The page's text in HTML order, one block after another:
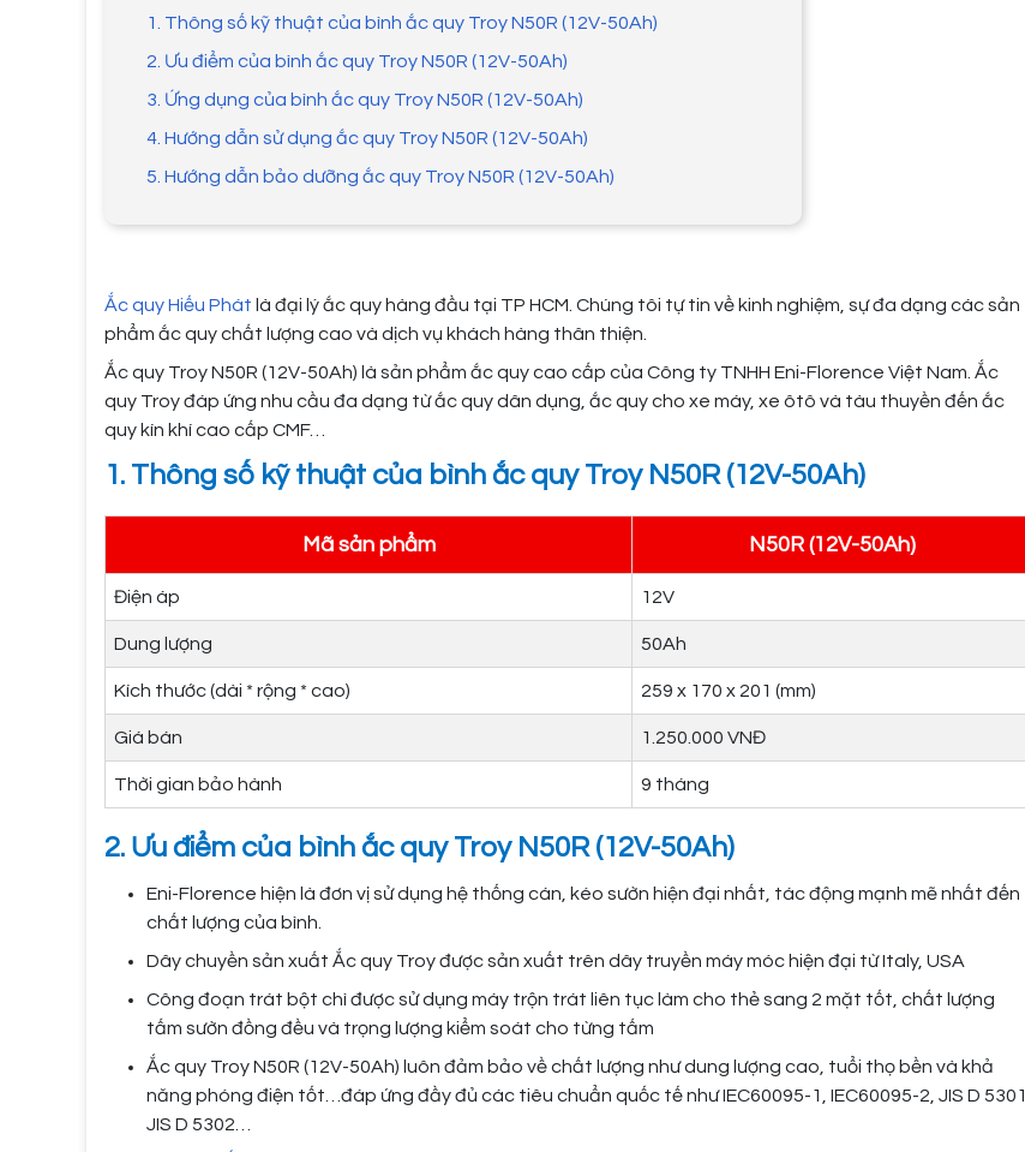
1. Thông số kỹ thuật của bình ắc quy Troy N50R (12V-50Ah)
2. Ưu điểm của bình ắc quy Troy N50R (12V-50Ah)
3. Ứng dụng của bình ắc quy Troy N50R (12V-50Ah)
4. Hướng dẫn sử dụng ắc quy Troy N50R (12V-50Ah)
5. Hướng dẫn bảo dưỡng ắc quy Troy N50R (12V-50Ah)
Ắc quy Hiếu Phát là đại lý ắc quy hàng đầu tại TP HCM. Chúng tôi tự tin về kinh nghiệm, sự đa dạng các sản
phẩm ắc quy chất lượng cao và dịch vụ khách hàng thân thiện.
Ắc quy Troy N50R (12V-50Ah) là sản phẩm ắc quy cao cấp của Công ty TNHH Eni-Florence Việt Nam. Ắc
quy Troy đáp ứng nhu cầu đa dạng từ ắc quy dân dụng, ắc quy cho xe máy, xe ôtô và tàu thuyền đến ắc
quy kín khí cao cấp CMF…
1. Thông số kỹ thuật của bình ắc quy Troy N50R (12V-50Ah)
Mã sản phẩm N50R (12V-50Ah)
Điện áp 12V
Dung lượng 50Ah
Kích thước (dài * rộng * cao) 259 x 170 x 201 (mm)
Giá bán 1.250.000 VNĐ
Thời gian bảo hành 9 tháng
2. Ưu điểm của bình ắc quy Troy N50R (12V-50Ah)
Eni-Florence hiện là đơn vị sử dụng hệ thống cán, kéo sườn hiện đại nhất, tác động mạnh mẽ nhất đến
chất lượng của bình.
Dây chuyền sản xuất Ắc quy Troy được sản xuất trên dây truyền máy móc hiện đại từ Italy, USA
Công đoạn trát bột chì được sử dụng máy trộn trát liên tục làm cho thẻ sang 2 mặt tốt, chất lượng
tấm sườn đồng đều và trọng lượng kiểm soát cho từng tấm
Ắc quy Troy N50R (12V-50Ah) luôn đảm bảo về chất lượng như dung lượng cao, tuổi thọ bền và khả
năng phóng điện tốt…đáp ứng đầy đủ các tiêu chuẩn quốc tế như IEC60095-1, IEC60095-2, JIS D 5301,
JIS D 5302…